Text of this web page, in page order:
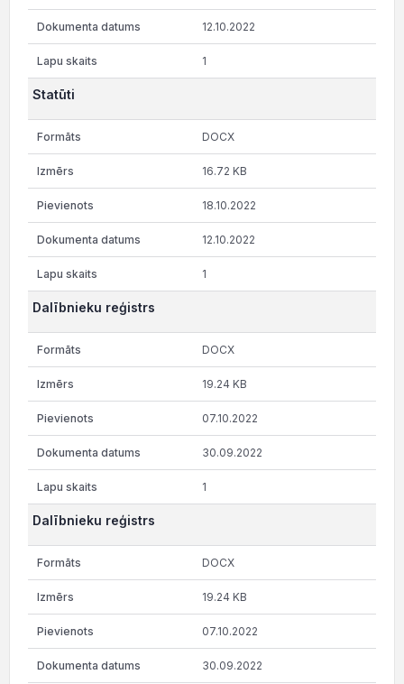
12.10.2022
1
Statūti
DOCX
16.72 KB
18.10.2022
12.10.2022
1
Dalībnieku reģistrs
DOCX
19.24 KB
07.10.2022
30.09.2022
1
Dalībnieku reģistrs
DOCX
19.24 KB
07.10.2022
30.09.2022